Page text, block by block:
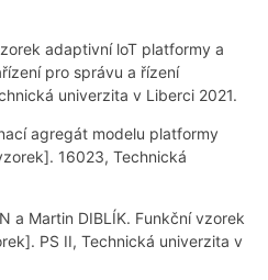
adaptivní loT platformy a
pro správu a řízení
univerzita v Liberci 2021.
agregát modelu platformy
16023, Technická
a Martin DIBLÍK. Funkční vzorek
PS II, Technická univerzita v